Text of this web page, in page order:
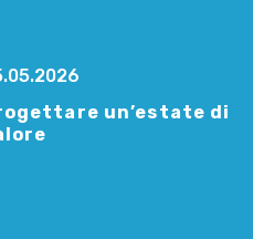
un’estate di